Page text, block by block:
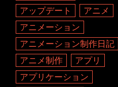
アップデート
アニメ
アニメーション
アニメーション制作日記
アニメ制作
アプリ
アプリケーション